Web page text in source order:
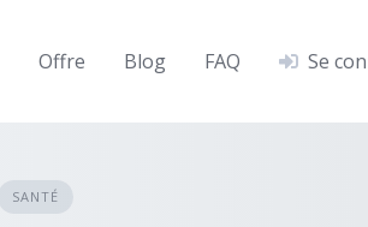
Offre Blog FAQ Se
SANTÉ